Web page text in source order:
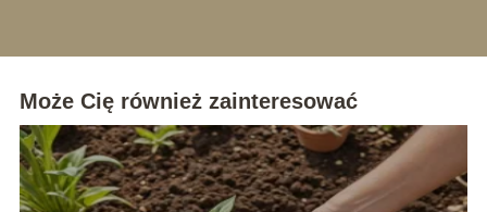
Może Cię również zainteresować